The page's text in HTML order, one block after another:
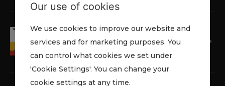
Our use of cookies
We use cookies to improve our website and
services and for marketing purposes. You
can control what cookies we set under
'Cookie Settings'. You can change your
cookie settings at any time.